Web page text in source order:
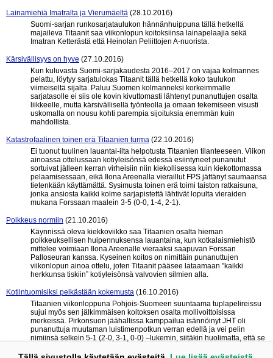
Lainamiehiä Imatralta ja Vierumäeltä (28.10.2016)
Suomi-sarjan runkosarjataulukon hännänhuippuna tällä hetkellä
majaileva Titaanit saa viikonlopun koitoksiinsa lainapelaajia sekä
Imatran Ketterästä että Heinolan Peliittojen A-nuorista.
Kärsivällisyys on hyve (27.10.2016)
Kun kuluvasta Suomi-sarjakaudesta 2016–2017 on vajaa kolmannes
pelattu, löytyy sarjatulokas Titaanit tällä hetkellä koko taulukon
viimeiseltä sijalta. Paluu Suomen kolmanneksi korkeimmalle
sarjatasolle ei siis ole kovin kivuttomasti lähtenyt punanuttujen osalta
liikkeelle, mutta kärsivällisellä työnteolla ja omaan tekemiseen visusti
uskomalla on nousu kohti parempia sijoituksia enemmän kuin
mahdollista.
Katastrofaalinen toinen erä Titaanien turma (22.10.2016)
Ei tuonut tuulinen lauantai-ilta helpotusta Titaanien tilanteeseen. Viikon
ainoassa ottelussaan kotiyleisönsä edessä esiintyneet punanutut
sortuivat jälleen kerran virheisiin niin kiekollisessa kuin kiekottomassa
pelaamisessaan, eikä Ilona Areenalla vieraillut FPS jättänyt saumaansa
tietenkään käyttämättä. Sysimusta toinen erä toimi taiston ratkaisuna,
jonka ansiosta kaikki kolme sarjapistettä lähtivät lopulta vieraiden
mukana Forssaan maalein 3-5 (0-0, 1-4, 2-1).
Poikkeus normiin (21.10.2016)
Käynnissä oleva kiekkoviikko saa Titaanien osalta hieman
poikkeuksellisen huipennuksensa lauantaina, kun kotkalaismiehistö
mittelee voimiaan Ilona Areenalle vieraaksi saapuvan Forssan
Palloseuran kanssa. Kyseinen koitos on nimittäin punanuttujen
viikonlopun ainoa ottelu, joten Titaanit pääsee lataamaan ”kaikki
herkkunsa tiskiin” kotiyleisönsä valvovien silmien alla.
Kotiintuomisiksi pelkästään kokemusta (16.10.2016)
Titaanien viikonloppuna Pohjois-Suomeen suuntaama tuplapelireissu
sujui myös sen jälkimmäisen koitoksen osalta mollivoittoisissa
merkeissä. Pirkonsuon jäähallissa kamppailua isännöinyt JHT oli
punanuttuja muutaman luistimenpotkun verran edellä ja vei pelin
nimiinsä selkein 5-1 (2-0, 3-1, 0-0) –lukemin, siitäkin huolimatta, että se